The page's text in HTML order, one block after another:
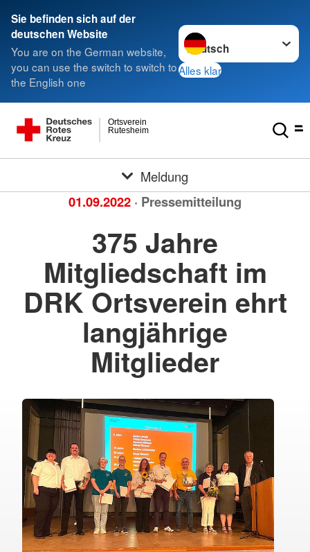
Sie befinden sich auf der
deutschen Website
You are on the German website,
you can use the switch to switch to
the English one
Sprache wechseln zu
Alles klar
Rutesheim
Ortsverein
Meldung
01.09.2022 · Pressemitteilung
375 Jahre
Mitgliedschaft im
DRK Ortsverein ehrt
langjährige
Mitglieder